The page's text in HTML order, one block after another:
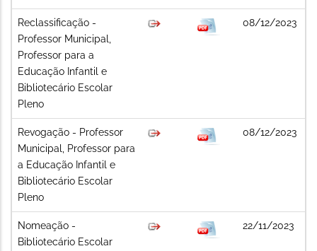
Reclassificação -
Professor Municipal,
Professor para a
Educação Infantil e
Bibliotecário Escolar
Pleno
08/12/2023
Revogação - Professor
Municipal, Professor para
a Educação Infantil e
Bibliotecário Escolar
Pleno
08/12/2023
Nomeação -
Bibliotecário Escolar
22/11/2023